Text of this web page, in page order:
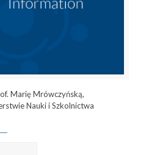
Marię Mrówczyńską,
Nauki i Szkolnictwa